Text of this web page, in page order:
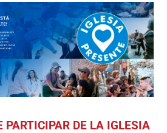
PARTICIPAR DE LA IGLESIA